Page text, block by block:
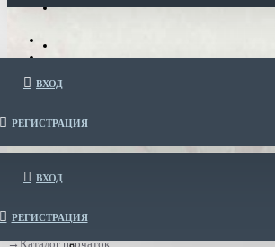
ВХОД
РЕГИСТРАЦИЯ
ВХОД
РЕГИСТРАЦИЯ
Каталог перчаток